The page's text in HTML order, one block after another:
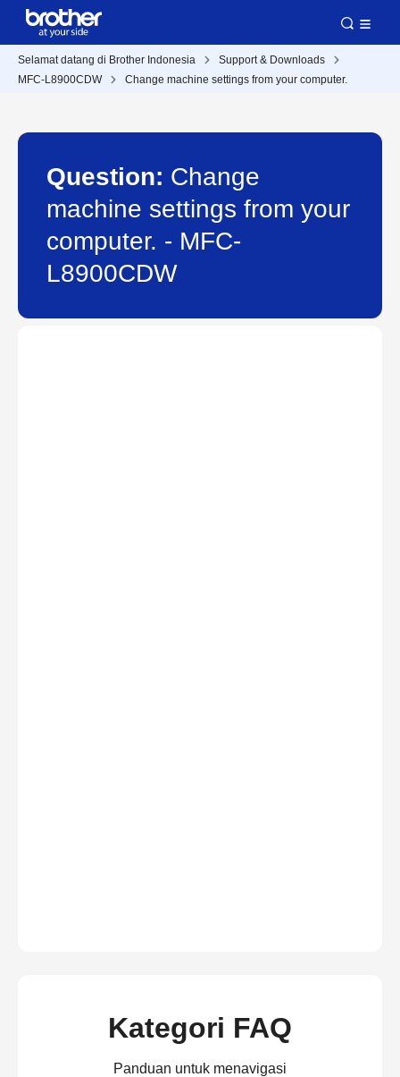
Selamat datang di Brother Indonesia
Support & Downloads
MFC-L8900CDW
Change machine settings from your computer.
Question: Change
machine settings from your
computer. - MFC-
L8900CDW
Kategori FAQ
Panduan untuk menavigasi